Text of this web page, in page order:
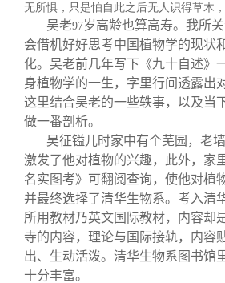
三创大赛
实用信息
会长致辞
总会章程
理事会名单
制度法规
联系我们
无所惧，只是怕自此之后无人识得草木，
吴老97岁高龄也算高寿。我所
会借机好好思考中国植物学的现状
化。吴老前几年写下《九十自述》
身植物学的一生，字里行间透露出
这里结合吴老的一些轶事，以及当
做一番剖析。
吴征镒儿时家中有个芜园，老
激发了他对植物的兴趣，此外，家
名实图考》可翻阅查询，使他对植
并最终选择了清华生物系。考入清
所用教材乃英文国际教材，内容却
寺的内容，理论与国际接轨，内容
出、生动活泼。清华生物系图书馆
十分丰富。